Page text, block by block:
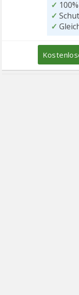
✓
✓
✓